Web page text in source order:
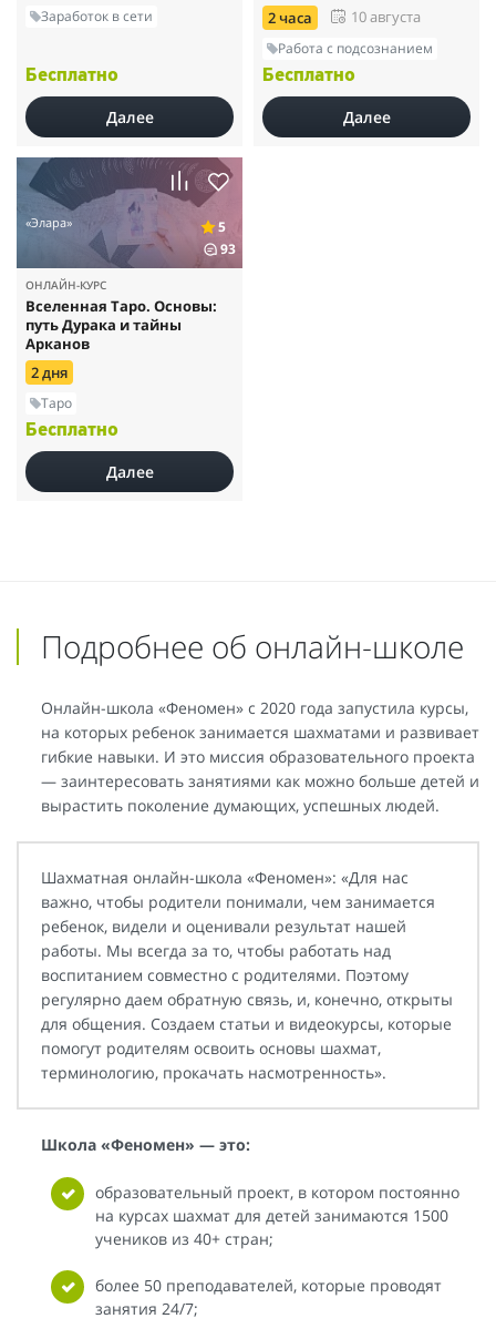
Заработок в сети
Бесплатно
Далее
2 часа
10 августа
Работа с подсознанием
Бесплатно
Далее
«Элара»
5
93
ОНЛАЙН-КУРС
Вселенная Таро. Основы:
путь Дурака и тайны
Арканов
2 дня
Таро
Бесплатно
Далее
Подробнее об онлайн-школе
Онлайн-школа «Феномен» с 2020 года запустила курсы,
на которых ребенок занимается шахматами и развивает
гибкие навыки. И это миссия образовательного проекта
— заинтересовать занятиями как можно больше детей и
вырастить поколение думающих, успешных людей.
Шахматная онлайн-школа «Феномен»: «Для нас
важно, чтобы родители понимали, чем занимается
ребенок, видели и оценивали результат нашей
работы. Мы всегда за то, чтобы работать над
воспитанием совместно с родителями. Поэтому
регулярно даем обратную связь, и, конечно, открыты
для общения. Создаем статьи и видеокурсы, которые
помогут родителям освоить основы шахмат,
терминологию, прокачать насмотренность».
Школа «Феномен» — это:
образовательный проект, в котором постоянно
на курсах шахмат для детей занимаются 1500
учеников из 40+ стран;
более 50 преподавателей, которые проводят
занятия 24/7;